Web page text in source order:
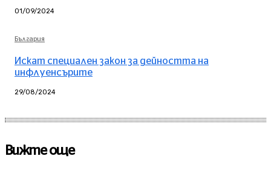
01/09/2024
България
Искат специален закон за дейността на
инфлуенсърите
29/08/2024
Вижте още